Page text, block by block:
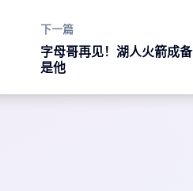
下一篇
字母哥再见！湖人火箭成
是他